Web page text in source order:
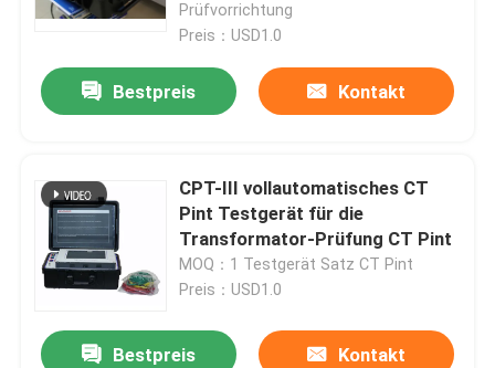
Zu Hause
Prüfvorrichtung
Preis：USD1.0
Bestpreis Kontakt
CPT-III vollautomatisches CT
Pint Testgerät für die
Transformator-Prüfung CT Pint
MOQ：1 Testgerät Satz CT Pint
Preis：USD1.0
Bestpreis Kontakt